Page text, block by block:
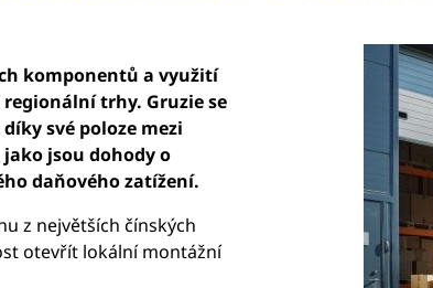
komponentů a využití
trhy. Gruzie se
své poloze mezi
jsou dohody o
daňového zatížení.
z největších čínských
otevřít lokální montážní